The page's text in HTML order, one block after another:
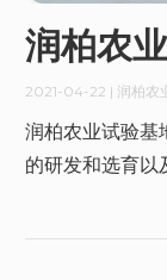
协议，在花生
花生、鹰嘴豆新
润柏农
2021-04-22 | 润柏农
润柏农业试验基
的研发和选育以